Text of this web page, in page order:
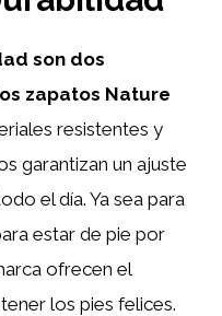
son dos
zapatos Nature
resistentes y
garantizan un ajuste
el día. Ya sea para
estar de pie por
ofrecen el
los pies felices.